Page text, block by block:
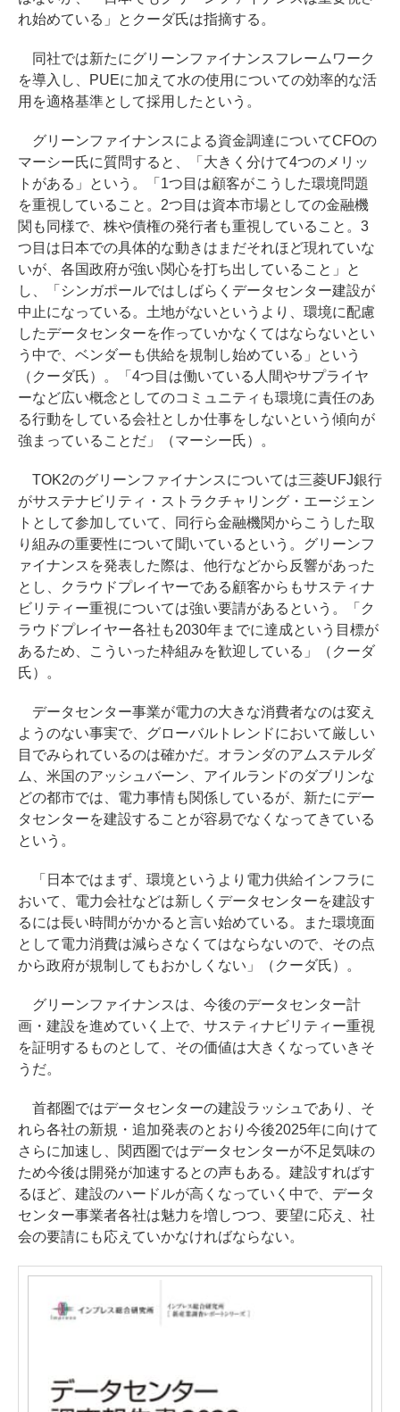
れ始めている」とクーダ氏は指摘する。
同社では新たにグリーンファイナンスフレームワーク
を導入し、PUEに加えて水の使用についての効率的な活
用を適格基準として採用したという。
グリーンファイナンスによる資金調達についてCFOの
マーシー氏に質問すると、「大きく分けて4つのメリッ
トがある」という。「1つ目は顧客がこうした環境問題
を重視していること。2つ目は資本市場としての金融機
関も同様で、株や債権の発行者も重視していること。3
つ目は日本での具体的な動きはまだそれほど現れていな
いが、各国政府が強い関心を打ち出していること」と
し、「シンガポールではしばらくデータセンター建設が
中止になっている。土地がないというより、環境に配慮
したデータセンターを作っていかなくてはならないとい
う中で、ベンダーも供給を規制し始めている」という
（クーダ氏）。「4つ目は働いている人間やサプライヤ
ーなど広い概念としてのコミュニティも環境に責任のあ
る行動をしている会社としか仕事をしないという傾向が
強まっていることだ」（マーシー氏）。
TOK2のグリーンファイナンスについては三菱UFJ銀行
がサステナビリティ・ストラクチャリング・エージェン
トとして参加していて、同行ら金融機関からこうした取
り組みの重要性について聞いているという。グリーンフ
ァイナンスを発表した際は、他行などから反響があった
とし、クラウドプレイヤーである顧客からもサスティナ
ビリティー重視については強い要請があるという。「ク
ラウドプレイヤー各社も2030年までに達成という目標が
あるため、こういった枠組みを歓迎している」（クーダ
氏）。
データセンター事業が電力の大きな消費者なのは変え
ようのない事実で、グローバルトレンドにおいて厳しい
目でみられているのは確かだ。オランダのアムステルダ
ム、米国のアッシュバーン、アイルランドのダブリンな
どの都市では、電力事情も関係しているが、新たにデー
タセンターを建設することが容易でなくなってきている
という。
「日本ではまず、環境というより電力供給インフラに
おいて、電力会社などは新しくデータセンターを建設す
るには長い時間がかかると言い始めている。また環境面
として電力消費は減らさなくてはならないので、その点
から政府が規制してもおかしくない」（クーダ氏）。
グリーンファイナンスは、今後のデータセンター計
画・建設を進めていく上で、サスティナビリティー重視
を証明するものとして、その価値は大きくなっていきそ
うだ。
首都圏ではデータセンターの建設ラッシュであり、そ
れら各社の新規・追加発表のとおり今後2025年に向けて
さらに加速し、関西圏ではデータセンターが不足気味の
ため今後は開発が加速するとの声もある。建設すればす
るほど、建設のハードルが高くなっていく中で、データ
センター事業者各社は魅力を増しつつ、要望に応え、社
会の要請にも応えていかなければならない。